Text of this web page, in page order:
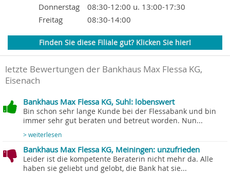
Donnerstag
08:30-12:00 u. 13:00-17:30
Freitag
08:30-14:00
Finden Sie diese Filiale gut? Klicken Sie hier!
letzte Bewertungen der Bankhaus Max Flessa KG,
Eisenach
Bankhaus Max Flessa KG, Suhl: lobenswert
Bin schon sehr lange Kunde bei der Flessabank und bin
immer sehr gut beraten und betreut worden. Nun...
> weiterlesen
Bankhaus Max Flessa KG, Meiningen: unzufrieden
Leider ist die kompetente Beraterin nicht mehr da. Alle
haben sie geliebt und gelobt, die Bank hat sie...